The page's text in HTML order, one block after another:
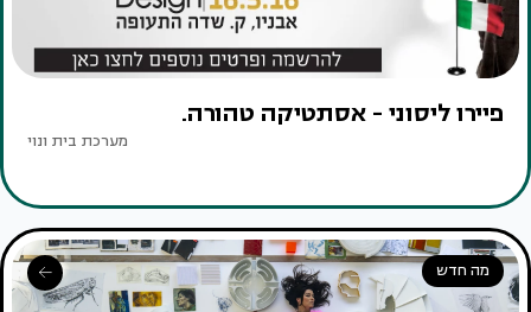
פיירו ליסוני - אסתטיקה טהורה.
מערכת בית ונוי
מה חדש